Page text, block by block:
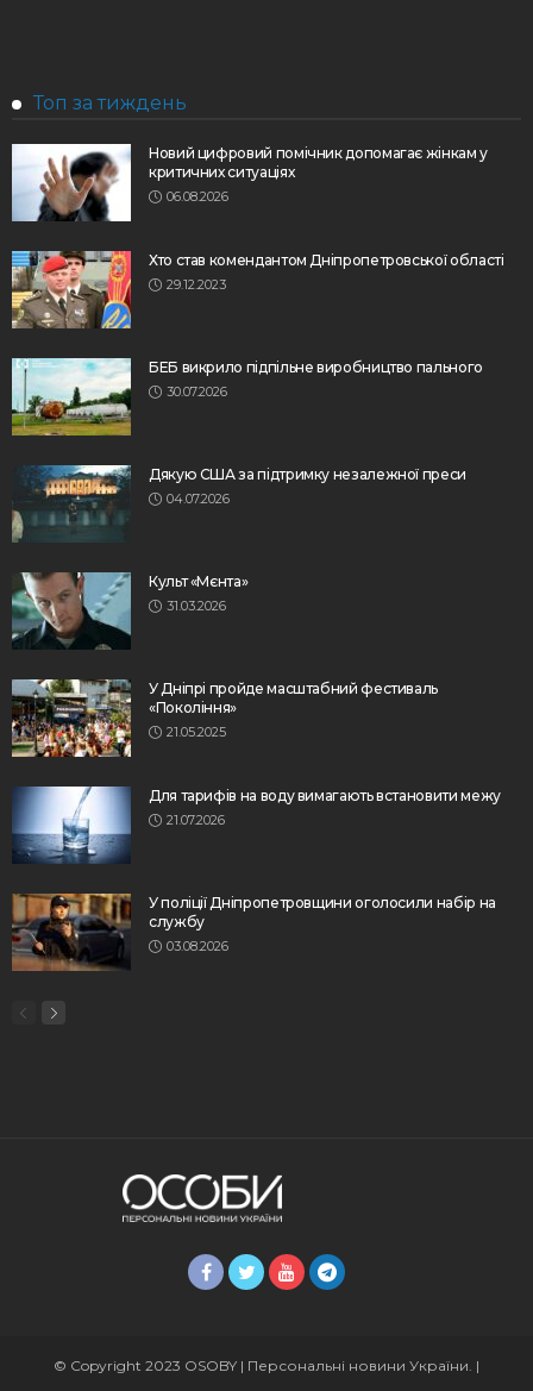
Топ за тиждень
Новий цифровий помічник допомагає жінкам у
критичних ситуаціях
06.08.2026
Хто став комендантом Дніпропетровської області
29.12.2023
БЕБ викрило підпільне виробництво пального
30.07.2026
Дякую США за підтримку незалежної преси
04.07.2026
Культ «Мєнта»
31.03.2026
У Дніпрі пройде масштабний фестиваль
«Покоління»
21.05.2025
Для тарифів на воду вимагають встановити межу
21.07.2026
У поліції Дніпропетровщини оголосили набір на
службу
03.08.2026
© Copyright 2023 OSOBY | Персональні новини України. |